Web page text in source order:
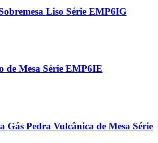
Liso Série EMP6IG
de Mesa Série EMP6IE
Gás Pedra Vulcânica de Mesa Série